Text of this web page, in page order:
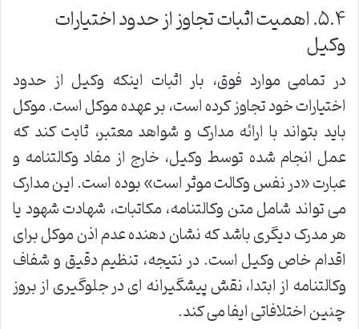
۵.۴. اهمیت اثبات تجاوز از حدود اختیارات
وکیل
در تمامی موارد فوق، بار اثبات اینکه وکیل از حدود
اختیارات خود تجاوز کرده است، بر عهده موکل است. موکل
باید بتواند با ارائه مدارک و شواهد معتبر، ثابت کند که
عمل انجام شده توسط وکیل، خارج از مفاد وکالتنامه و
عبارت «در نفس وکالت موثر است» بوده است. این مدارک
می تواند شامل متن وکالتنامه، مکاتبات، شهادت شهود یا
هر مدرک دیگری باشد که نشان دهنده عدم اذن موکل برای
اقدام خاص وکیل است. در نتیجه، تنظیم دقیق و شفاف
وکالتنامه از ابتدا، نقش پیشگیرانه ای در جلوگیری از بروز
چنین اختلافاتی ایفا می کند.